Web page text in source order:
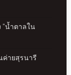
"น้ำตาลใน
ค่ายสุรนารี